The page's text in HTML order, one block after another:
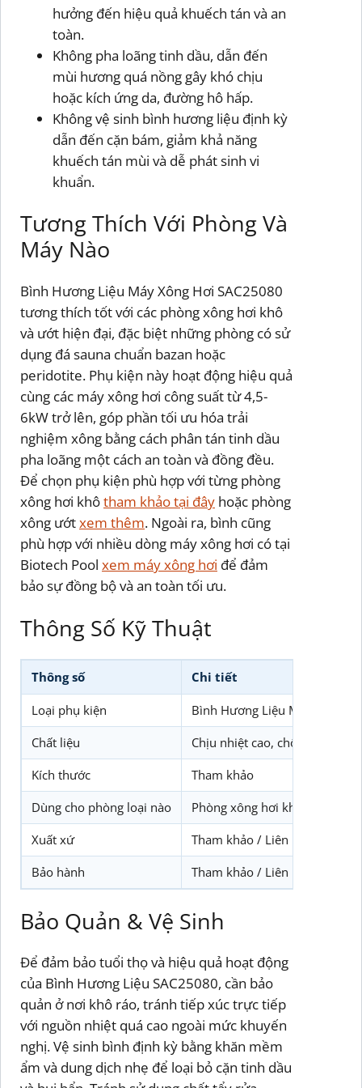
hưởng đến hiệu quả khuếch tán và an
toàn.
Không pha loãng tinh dầu, dẫn đến
mùi hương quá nồng gây khó chịu
hoặc kích ứng da, đường hô hấp.
Không vệ sinh bình hương liệu định kỳ
dẫn đến cặn bám, giảm khả năng
khuếch tán mùi và dễ phát sinh vi
khuẩn.
Tương Thích Với Phòng Và
Máy Nào
Bình Hương Liệu Máy Xông Hơi SAC25080
tương thích tốt với các phòng xông hơi khô
và ướt hiện đại, đặc biệt những phòng có sử
dụng đá sauna chuẩn bazan hoặc
peridotite. Phụ kiện này hoạt động hiệu quả
cùng các máy xông hơi công suất từ 4,5-
6kW trở lên, góp phần tối ưu hóa trải
nghiệm xông bằng cách phân tán tinh dầu
pha loãng một cách an toàn và đồng đều.
Để chọn phụ kiện phù hợp với từng phòng
xông hơi khôtham khảo tại đây hoặc phòng
xông ướtxem thêm. Ngoài ra, bình cũng
phù hợp với nhiều dòng máy xông hơi có tại
Biotech Pool xem máy xông hơi để đảm
bảo sự đồng bộ và an toàn tối ưu.
Thông Số Kỹ Thuật
Thông số Chi tiết
Loại phụ kiện Bình Hương Liệu Máy Xông
Chất liệu Chịu nhiệt cao, chống ăn mòn
Kích thước Tham khảo
Dùng cho phòng loại nào Phòng xông hơi khô và ướt
Xuất xứ Tham khảo / Liên hệ Biotech
Bảo hành Tham khảo / Liên hệ Biotech
Bảo Quản & Vệ Sinh
Để đảm bảo tuổi thọ và hiệu quả hoạt động
của Bình Hương Liệu SAC25080, cần bảo
quản ở nơi khô ráo, tránh tiếp xúc trực tiếp
với nguồn nhiệt quá cao ngoài mức khuyến
nghị. Vệ sinh bình định kỳ bằng khăn mềm
ẩm và dung dịch nhẹ để loại bỏ cặn tinh dầu